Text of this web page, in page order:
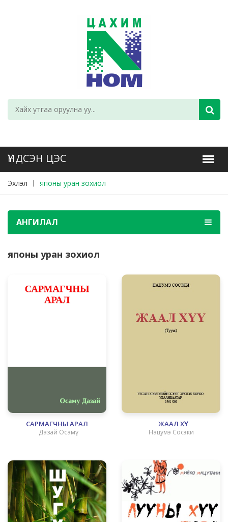
Эхлэл японы уран зохиол
АНГИЛАЛ
японы уран зохиол
САРМАГЧНЫ АРАЛ
Дазай Осамү
ЖААЛ ХҮҮ
Нацумэ Сосэки